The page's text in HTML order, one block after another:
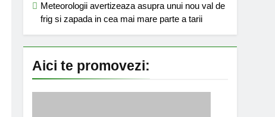
Meteorologii avertizeaza asupra unui nou val de
frig si zapada in cea mai mare parte a tarii
Aici te promovezi: